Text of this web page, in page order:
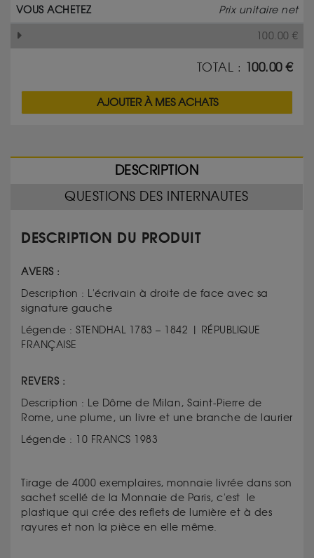
VOUS ACHETEZ Prix unitaire net
100.00 €
TOTAL : 100.00€
AJOUTER À MES ACHATS
DESCRIPTION
QUESTIONS DES INTERNAUTES
DESCRIPTION DU PRODUIT
AVERS :
Description : L'écrivain à droite de face avec sa
signature gauche
Légende : STENDHAL 1783 – 1842 | RÉPUBLIQUE
FRANÇAISE
REVERS :
Description : Le Dôme de Milan, Saint-Pierre de
Rome, une plume, un livre et une branche de laurier
Légende : 10 FRANCS 1983
Tirage de 4000 exemplaires, monnaie livrée dans son
sachet scellé de la Monnaie de Paris, c'est le
plastique qui crée des reflets de lumière et à des
rayures et non la pièce en elle même.